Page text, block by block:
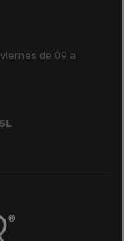
de 09 a